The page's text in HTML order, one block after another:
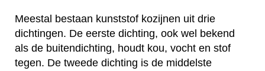
Meestal bestaan kunststof kozijnen uit drie
dichtingen. De eerste dichting, ook wel bekend
als de buitendichting, houdt kou, vocht en stof
tegen. De tweede dichting is de middelste